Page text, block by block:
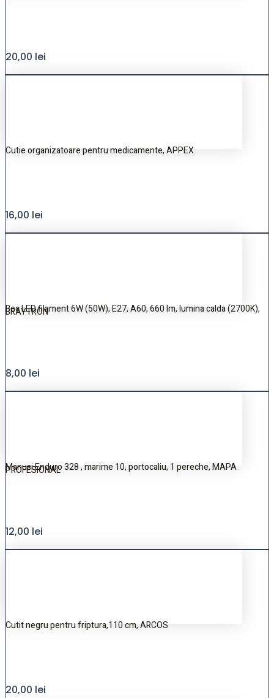
20,00 lei
Cutie organizatoare pentru medicamente, APPEX
16,00 lei
Bec LED filament 6W (50W), E27, A60, 660 lm, lumina calda (2700K),
BRAYTRON
8,00 lei
Manusi Enduro 328 , marime 10, portocaliu, 1 pereche, MAPA
PROFESIONAL
12,00 lei
Cutit negru pentru friptura,110 cm, ARCOS
20,00 lei